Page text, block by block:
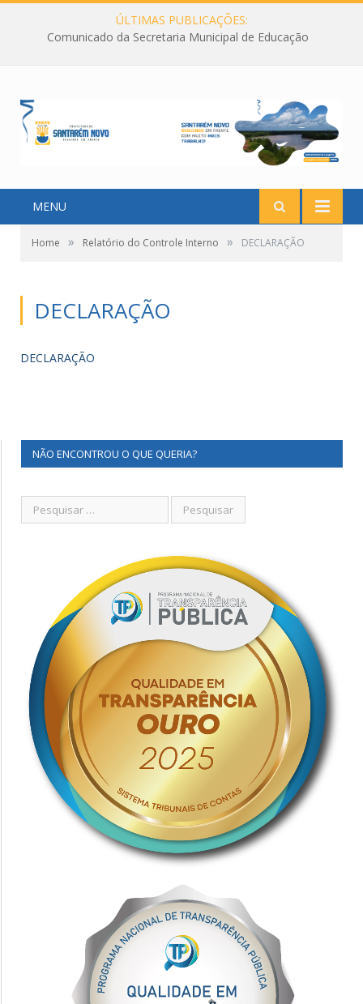
ÚLTIMAS PUBLICAÇÕES:
Comunicado da Secretaria Municipal de Educação
MENU
Home » Relatório do Controle Interno » DECLARAÇÃO
DECLARAÇÃO
DECLARAÇÃO
NÃO ENCONTROU O QUE QUERIA?